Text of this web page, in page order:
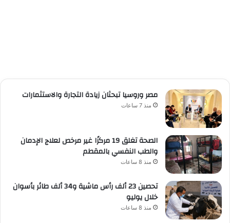
مصر وروسيا تبحثان زيادة التجارة والاستثمارات
منذ 7 ساعات
الصحة تغلق 19 مركزًا غير مرخص لعلاج الإدمان
والطب النفسي بالمقطم
منذ 8 ساعات
تحصين 23 ألف رأس ماشية و34 ألف طائر بأسوان
خلال يوليو
منذ 8 ساعات